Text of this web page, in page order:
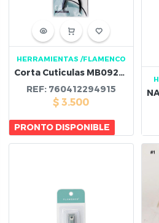
HERRAMIENTAS /FLAMENCO
Corta Cuticulas MB092602
REF: 760412294915
$ 3.500
PRONTO DISPONIBLE